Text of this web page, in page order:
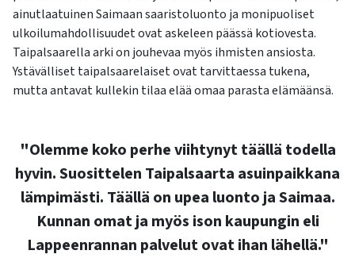
ainutlaatuinen Saimaan saaristoluonto ja monipuoliset
ulkoilumahdollisuudet ovat askeleen päässä kotiovesta.
Taipalsaarella arki on jouhevaa myös ihmisten ansiosta.
Ystävälliset taipalsaarelaiset ovat tarvittaessa tukena,
mutta antavat kullekin tilaa elää omaa parasta elämäänsä.
"Olemme koko perhe viihtynyt täällä todella
hyvin. Suosittelen Taipalsaarta asuinpaikkana
lämpimästi. Täällä on upea luonto ja Saimaa.
Kunnan omat ja myös ison kaupungin eli
Lappeenrannan palvelut ovat ihan lähellä."